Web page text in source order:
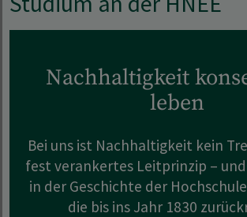
Nachhaltigkeit
leben
Bei uns ist Nachhaltigkeit kein
fest verankertes Leitprinzip –
in der Geschichte der
die bis ins Jahr 1830